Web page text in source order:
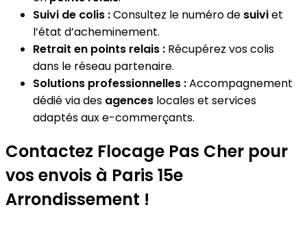
Suivi de colis :Consultez le numéro de suiviet
l’état d’acheminement.
Retrait en points relais : Récupérez vos colis
dans le réseau partenaire.
Solutions professionnelles :Accompagnement
dédié via des agences locales et services
adaptés aux e-commerçants.
Contactez Flocage Pas Cher pour
vos envois à Paris 15e
Arrondissement !